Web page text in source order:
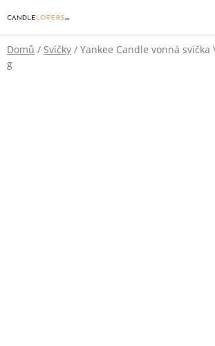
na
obsah
Domů / Svíčky / Yankee Candle vonná
g